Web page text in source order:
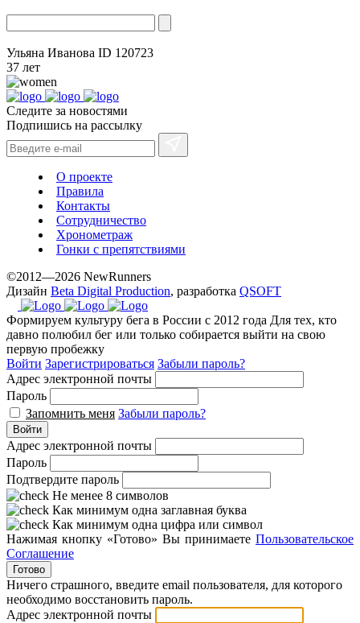
Ульяна Иванова ID 120723
37 лет
Следите за новостями
Подпишись на рассылку
О проекте
Правила
Контакты
Сотрудничество
Хронометраж
Гонки с препятствиями
©2012—2026 NewRunners
Дизайн Beta Digital Production, разработка QSOFT
Формируем культуру бега в России с 2012 года Для тех, кто
давно полюбил бег или только собирается выйти на свою
первую пробежку
Войти Зарегистрироваться Забыли пароль?
Адрес электронной почты
Пароль
Запомнить меня Забыли пароль?
Войти
Адрес электронной почты
Пароль
Подтвердите пароль
Не менее 8 символов
Как минимум одна заглавная буква
Как минимум одна цифра или символ
Нажимая кнопку «Готово» Вы принимаете Пользовательское
Соглашение
Готово
Ничего страшного, введите email пользователя, для которого
необходимо восстановить пароль.
Адрес электронной почты